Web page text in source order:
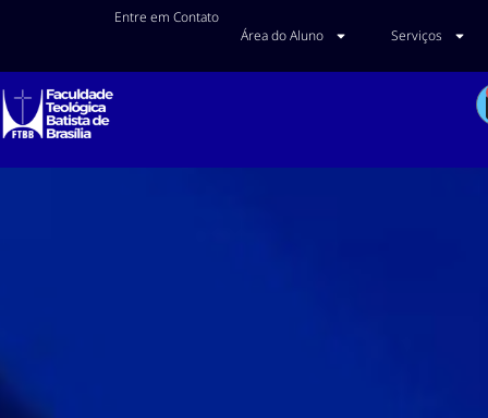
Área do Aluno Serviços
Entre em Contato